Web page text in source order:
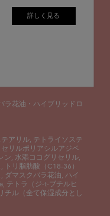
詳しく見る
ラ花油・ハイブリッドロ
アリル, テトライソステ
リルポリアシルアジペ
ン, 水添ココグリセリル,
トリ脂肪酸（C18-36）
ダマスクバラ花油, ハイ
テトラ（ジ-t-ブチルヒ
チル（全て保湿成分とし